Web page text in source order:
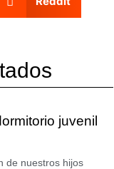
juvenil
de nuestros hijos